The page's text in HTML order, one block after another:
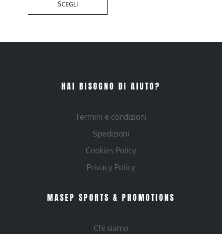
SCEGLI
HAI BISOGNO DI AIUTO?
Termini e condizioni
Spedizioni
Cookies Policy
Privacy Policy
MASEP SPORTS & PROMOTIONS
Chi siamo